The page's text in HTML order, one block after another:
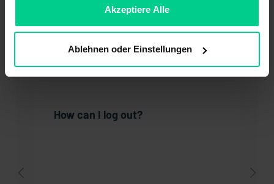
Akzeptiere Alle
Ablehnen oder Einstellungen
Delivery / Shipping
You might also be interested in:
How can I log out?